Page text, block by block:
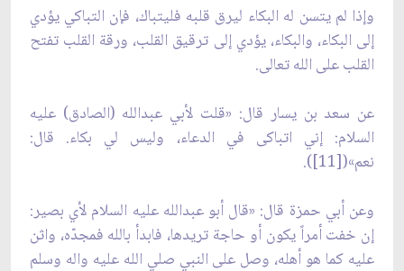
وإذا لم يتسن له البكاء ليرق قلبه فليتباك، فإن التباكي يؤدي
إلى البكاء، والبكاء، يؤدي إلى ترقيق القلب، ورقة القلب تفتح
القلب على الله تعالى.
عن سعد بن يسار قال: «قلت لأبي عبدالله (الصادق) عليه
السلام: إني اتباكى في الدعاء، وليس لي بكاء. قال:
نعم»([11]).
وعن أبي حمزة قال: «قال أبو عبدالله عليه السلام لأي بصير:
إن خفت أمراً يكون أو حاجة تريدها، فابدأ بالله فمجدّه، واثن
عليه كما هو أهله، وصل على النبي صلي الله عليه واله وسلم